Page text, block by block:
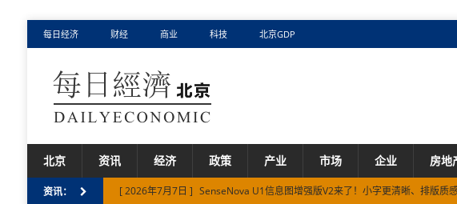
每日经济 财经 商业 科技 北京GDP
北京 资讯 经济 政策 产业 市场 企业 房地
资讯： [ 2026年7月7日 ] SenseNova U1信息图增强版V2来了！小字更清晰、排版质